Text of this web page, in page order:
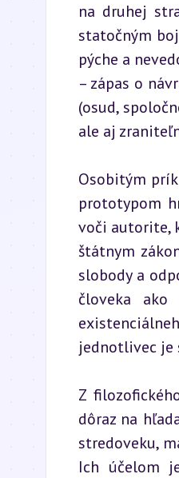
na druhej
statočným
pýche a
– zápas o
(osud,
ale aj
Osobitým
prototypom
voči autorite,
štátnym
slobody a
človeka
jednotlivec je
Z
dôraz na
stredoveku,
Ich účelom